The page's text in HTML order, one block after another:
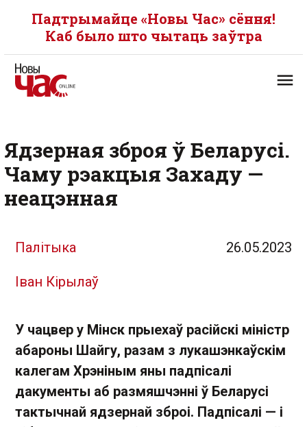
Падтрымайце «Новы Час» сёння!
Каб было што чытаць заўтра
Ядзерная зброя ў Беларусі.
Чаму рэакцыя Захаду —
неацэнная
Палітыка 26.05.2023
Іван Кірылаў
У чацвер у Мінск прыехаў расійскі міністр
абароны Шайгу, разам з лукашэнкаўскім
калегам Хрэніным яны падпісалі
дакументы аб размяшчэнні ў Беларусі
тактычнай ядзернай зброі. Падпісалі — і